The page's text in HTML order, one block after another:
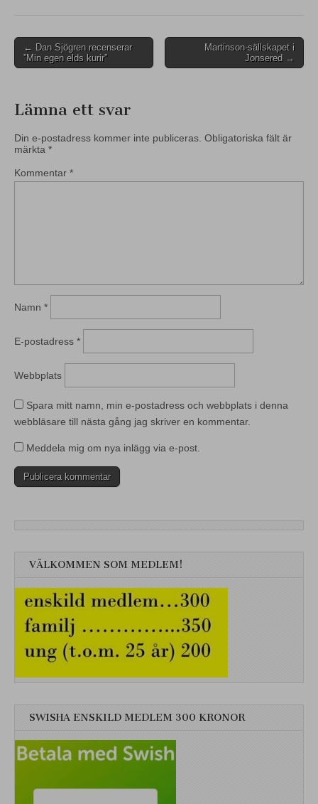
Post
navigation
← Dan Sjögren recenserar
”Min egen elds kurir”
Martinson-sällskapet i
Jonsered →
Lämna ett svar
Din e-postadress kommer inte publiceras. Obligatoriska fält är
märkta *
Kommentar *
Namn *
E-postadress *
Webbplats
Spara mitt namn, min e-postadress och webbplats i denna
webbläsare till nästa gång jag skriver en kommentar.
Meddela mig om nya inlägg via e-post.
VÄLKOMMEN SOM MEDLEM!
SWISHA ENSKILD MEDLEM 300 KRONOR